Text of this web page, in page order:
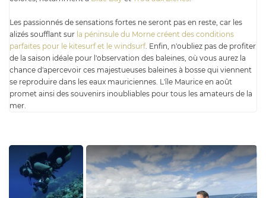
Les passionnés de sensations fortes ne seront pas en reste, car les
alizés soufflant sur la péninsule du Morne créent des conditions
parfaites pour le kitesurf et le windsurf. Enfin, n'oubliez pas de profiter
de la saison idéale pour l'observation des baleines, où vous aurez la
chance d'apercevoir ces majestueuses baleines à bosse qui viennent
se reproduire dans les eaux mauriciennes. L'île Maurice en août
promet ainsi des souvenirs inoubliables pour tous les amateurs de la
mer.